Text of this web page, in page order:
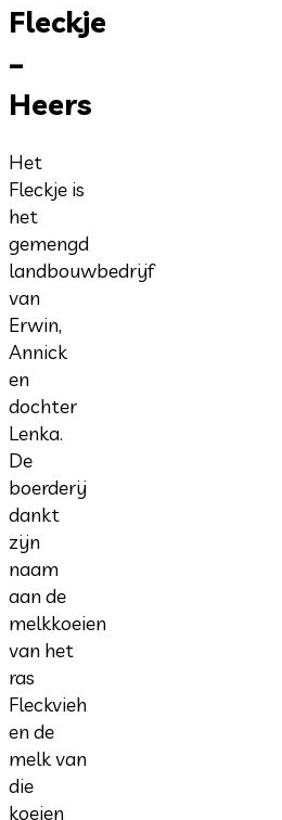
Fleckje
–
Heers
Het
Fleckje is
het
gemengd
landbouwbedrijf
van
Erwin,
Annick
en
dochter
Lenka.
De
boerderij
dankt
zijn
naam
aan de
melkkoeien
van het
ras
Fleckvieh
en de
melk van
die
koeien